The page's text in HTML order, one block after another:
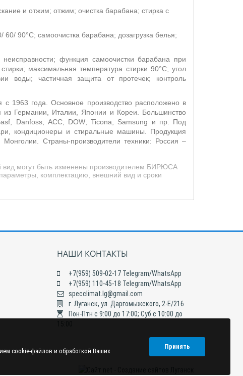
и отжим; отжим; очистка барабана; стирка с
90°С; самоочистка барабана; дозагрузка белья;
функция самоочистки барабана при
максимальная температура стирки 90°С; угол
воды; частичная защита от протечек; контроль
с 1963 года. Основное производство расположено в
Германии, Италии, Японии и Кореи. Большинство
Danfoss, ACC, DOW,Ticona Samsung
и пр. Под
кондиционеры и стиральные машины. Продукция
Страны-производители техники: Россия –
вид могут быть изменены производителем БИРЮСА
комплектацию, внешний вид и сроки
НАШИ КОНТАКТЫ
+7(959) 509-02-17 Telegram/WhatsApp
+7(959) 110-45-18 Telegram/WhatsApp
specclimat.lg@gmail.com
г. Луганск, ул. Даргомыжского, 2-Е/216
Пон-Птн с 9:00 до 17:00; Суб с 10:00 до
cookie-файлов и обработкой Ваших
Принять